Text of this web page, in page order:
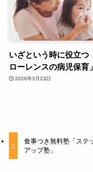
食事つき無料塾「ステ
アップ塾」
いざという時に役立つ
ローレンスの病児保育」
2026年3月23日